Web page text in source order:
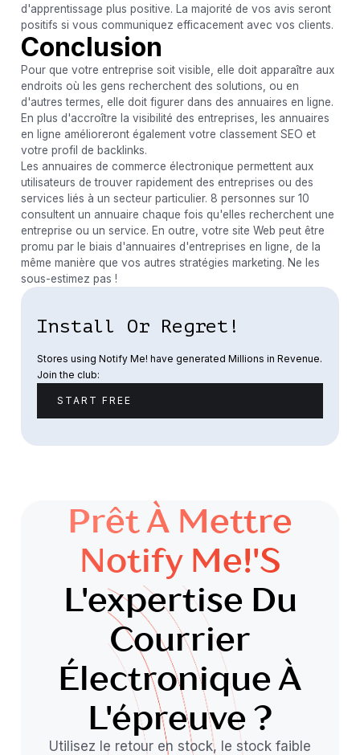
d'apprentissage plus positive. La majorité de vos avis seront
positifs si vous communiquez efficacement avec vos clients.
Conclusion
Pour que votre entreprise soit visible, elle doit apparaître aux
endroits où les gens recherchent des solutions, ou en
d'autres termes, elle doit figurer dans des annuaires en ligne.
En plus d'accroître la visibilité des entreprises, les annuaires
en ligne amélioreront également votre classement SEO et
votre profil de backlinks.
Les annuaires de commerce électronique permettent aux
utilisateurs de trouver rapidement des entreprises ou des
services liés à un secteur particulier. 8 personnes sur 10
consultent un annuaire chaque fois qu'elles recherchent une
entreprise ou un service. En outre, votre site Web peut être
promu par le biais d'annuaires d'entreprises en ligne, de la
même manière que vos autres stratégies marketing. Ne les
sous-estimez pas !
Install Or Regret!
Stores using Notify Me! have generated Millions in Revenue.
Join the club:
START FREE
Prêt À Mettre
Notify Me!'s
L'expertise Du
Courrier
Électronique À
L'épreuve ?
Utilisez le retour en stock, le stock faible